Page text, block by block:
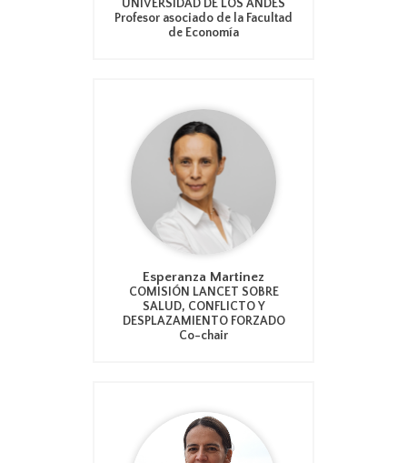
UNIVERSIDAD DE LOS ANDES
Profesor asociado de la Facultad
de Economía
Esperanza Martinez
COMISIÓN LANCET SOBRE
SALUD, CONFLICTO Y
DESPLAZAMIENTO FORZADO
Co-chair